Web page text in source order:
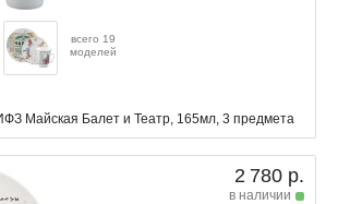
всего 19
моделей
Майская Балет и Театр, 165мл, 3 предмета
2 780 р.
в наличии